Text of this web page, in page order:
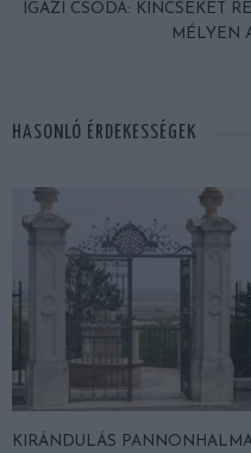
IGAZI CSODA: KINCSEKET
MÉLYEN
HASONLÓ ÉRDEKESSÉGEK
KIRÁNDULÁS